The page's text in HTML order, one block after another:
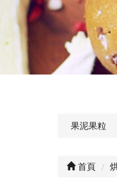
果泥果粒
首頁